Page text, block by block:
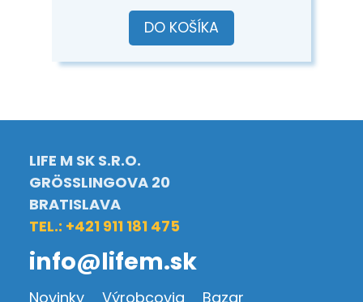
DO KOŠÍKA
LIFE M SK S.R.O.
GRÖSSLINGOVA 20
BRATISLAVA
TEL.: +421 911 181 475
info@lifem.sk
Novinky Výrobcovia Bazar